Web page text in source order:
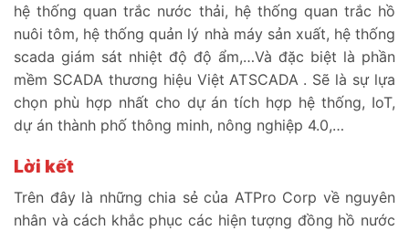
hệ thống quan trắc nước thải, hệ thống quan trắc hồ
nuôi tôm, hệ thống quản lý nhà máy sản xuất, hệ thống
scada giám sát nhiệt độ độ ẩm,…Và đặc biệt là phần
mềm SCADA thương hiệu Việt ATSCADA . Sẽ là sự lựa
chọn phù hợp nhất cho dự án tích hợp hệ thống, IoT,
dự án thành phố thông minh, nông nghiệp 4.0,…
Lời kết
Trên đây là những chia sẻ của ATPro Corp về nguyên
nhân và cách khắc phục các hiện tượng đồng hồ nước